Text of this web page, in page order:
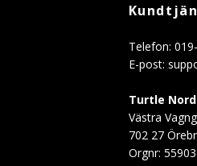
Telefon:
E-post:
Turtle
Västra
702 27
Orgnr: